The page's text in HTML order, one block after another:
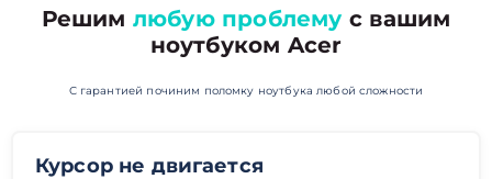
Решим любую проблему с вашим
ноутбуком Acer
С гарантией починим поломку ноутбука любой сложности
Курсор не двигается